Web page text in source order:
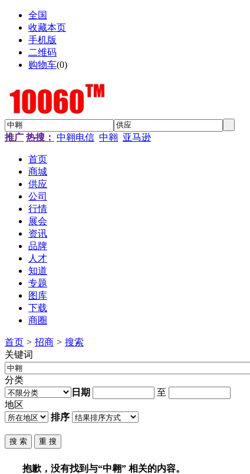
全国
收藏本页
手机版
二维码
购物车(0)
推广 热搜： 中翱电信 中翱 亚马逊
首页
商城
供应
公司
行情
展会
资讯
品牌
人才
知道
专题
图库
下载
商圈
首页 > 招商 > 搜索
关键词
分类
日期
至
地区
排序
抱歉，没有找到与“中翱” 相关的内容。